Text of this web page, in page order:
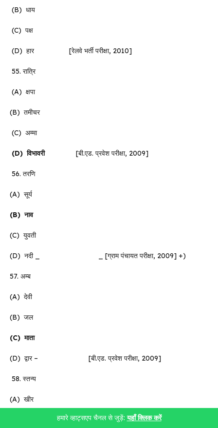
(B) धाय
(C) पक्ष
(D) हार [रेलवे भर्ती परीक्षा, 2010]
55. रात्रि
(A) क्षपा
(B) तमीचर
(C) अम्मा
(D)विभावरी[बी.एड. प्रवेश परीक्षा, 2009]
56. तरणि
(A) सूर्य
(B)नाव
(C) युवती
(D) नदी _ _ [ग्राम पंचायत परीक्षा, 2009] +)
57. अम्ब
(A) देवी
(B) जल
(C)माता
(D) द्वार – [बी.एड. प्रवेश परीक्षा, 2009]
58. स्तन्य
(A) खीर
हमारे व्हाट्सएप चैनल से जुड़ें:यहाँ क्लिक करें